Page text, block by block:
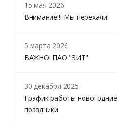
15 мая 2026
Внимание!!! Мы перехали!
5 марта 2026
ВАЖНО! ПАО "ЗИТ"
30 декабря 2025
График работы новогодние
праздники